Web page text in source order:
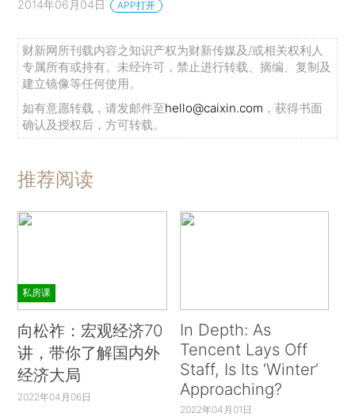
2014年06月04日 APP打开
财新网所刊载内容之知识产权为财新传媒及/或相关权利人
专属所有或持有。未经许可，禁止进行转载、摘编、复制及
建立镜像等任何使用。
如有意愿转载，请发邮件至hello@caixin.com ，获得书面
确认及授权后，方可转载。
推荐阅读
私房课
向松祚：宏观经济70
讲，带你了解国内外
经济大局
2022年04月06日
In Depth: As
Tencent Lays Off
Staff, Is Its ‘Winter’
Approaching?
2022年04月01日